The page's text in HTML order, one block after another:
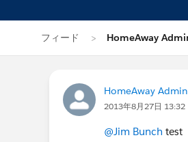
フィード HomeAway
HomeAway Admin
2013年8月27日 13:32
@Jim Bunch test